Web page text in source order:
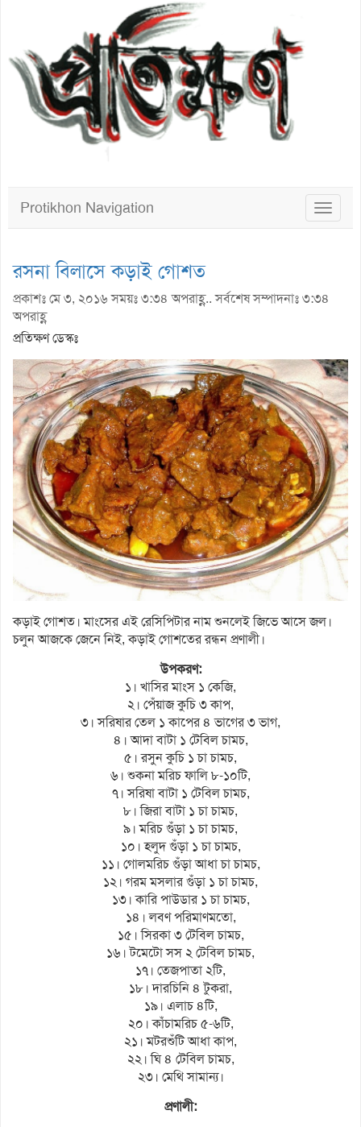
Toggle
Protikhon Navigation
রসনা বিলাসে কড়াই গোশত
প্রকাশঃ মে ৩, ২০১৬ সময়ঃ ৩:৩৪ অপরাহ্ণ.. সর্বশেষ সম্পাদনাঃ ৩:৩৪
অপরাহ্ণ
প্রতিক্ষণ ডেস্কঃ
কড়াই গোশত। মাংসের এই রেসিপিটার নাম শুনলেই জিভে আসে জল।
চলুন আজকে জেনে নিই, কড়াই গোশতের রন্ধন প্রণালী।
উপকরণ:
১। খাসির মাংস ১ কেজি,
২। পেঁয়াজ কুচি ৩ কাপ,
৩। সরিষার তেল ১ কাপের ৪ ভাগের ৩ ভাগ,
৪। আদা বাটা ১ টেবিল চামচ,
৫। রসুন কুচি ১ চা চামচ,
৬। শুকনা মরিচ ফালি ৮-১০টি,
৭। সরিষা বাটা ১ টেবিল চামচ,
৮। জিরা বাটা ১ চা চামচ,
৯। মরিচ গুঁড়া ১ চা চামচ,
১০। হলুদ গুঁড়া ১ চা চামচ,
১১। গোলমরিচ গুঁড়া আধা চা চামচ,
১২। গরম মসলার গুঁড়া ১ চা চামচ,
১৩। কারি পাউডার ১ চা চামচ,
১৪। লবণ পরিমাণমতো,
১৫। সিরকা ৩ টেবিল চামচ,
১৬। টমেটো সস ২ টেবিল চামচ,
১৭। তেজপাতা ২টি,
১৮। দারচিনি ৪ টুকরা,
১৯। এলাচ ৪টি,
২০। কাঁচামরিচ ৫-৬টি,
২১। মটরশুঁটি আধা কাপ,
২২। ঘি ৪ টেবিল চামচ,
২৩। মেথি সামান্য।
প্রণালী: